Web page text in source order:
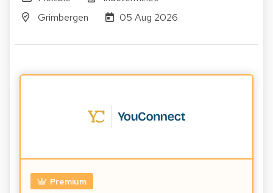
Grimbergen
05 Aug 2026
Premium